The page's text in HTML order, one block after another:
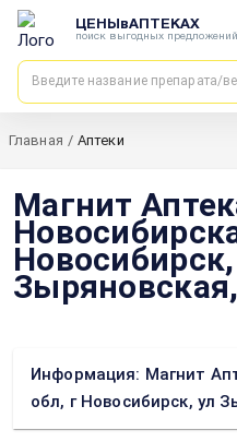
ЦЕНЫвАПТЕКАХ
поиск выгодных предложений
Главная / Аптеки
Магнит
Информация: Магнит
обл, г Новосибирск, ул